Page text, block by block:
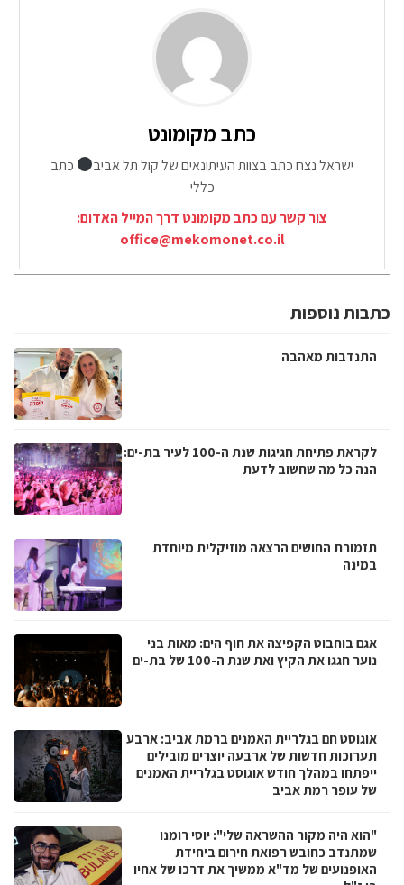
כתב מקומונט
ישראל נצח כתב בצוות העיתונאים של קול תל אביב
כתב
כללי
צור קשר עם כתב מקומונט דרך המייל האדום:
office@mekomonet.co.il
כתבות נוספות
התנדבות מאהבה
לקראת פתיחת חגיגות שנת ה-100 לעיר בת-ים:
הנה כל מה שחשוב לדעת
תזמורת החושים הרצאה מוזיקלית מיוחדת
במינה
אגם בוחבוט הקפיצה את חוף הים: מאות בני
נוער חגגו את הקיץ ואת שנת ה-100 של בת-ים
אוגוסט חם בגלריית האמנים ברמת אביב: ארבע
תערוכות חדשות של ארבעה יוצרים מובילים
ייפתחו במהלך חודש אוגוסט בגלריית האמנים
של עופר רמת אביב
"הוא היה מקור ההשראה שלי": יוסי רומנו
שמתנדב כחובש רפואת חירום ביחידת
האופנועים של מד"א ממשיך את דרכו של אחיו